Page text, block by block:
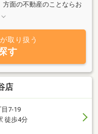
面の不動産のことならお
等の売買、仲介。賃貸・
っております。「トラス
ットーに、安心してお取
。どんなことでもお気軽
しております。
取り扱う
す
店
7-19
徒歩4分